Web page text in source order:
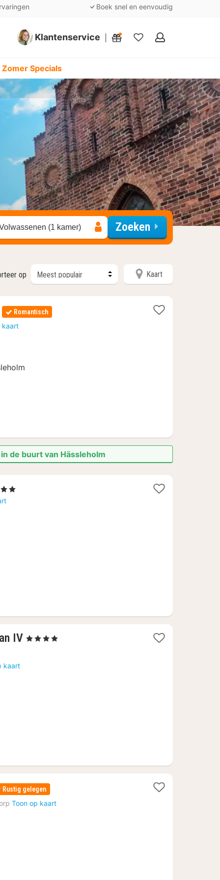
Boek snel en eenvoudig
Klantenservice
Mijn
Specials
(1 kamer) Zoeken
op Kaart
Romantisch
kaart
de buurt van Hässleholm
IV 1
, 4 Sterren
kaart
Rustig gelegen
Toon op kaart